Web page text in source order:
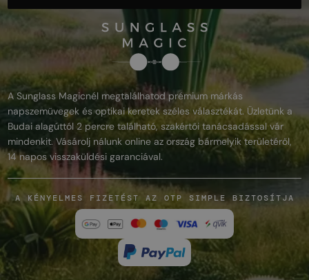
A Sunglass Magicnél megtalálhatod prémium márkás
napszemüvegek és optikai keretek széles választékát. Üzletünk a
Budai alagúttól 2 percre található, szakértői tanácsadással vár
mindenkit. Vásárolj nálunk online az ország bármelyik területéről,
14 napos visszaküldési garanciával.
A KÉNYELMES FIZETÉST AZ OTP SIMPLE BIZTOSÍTJA